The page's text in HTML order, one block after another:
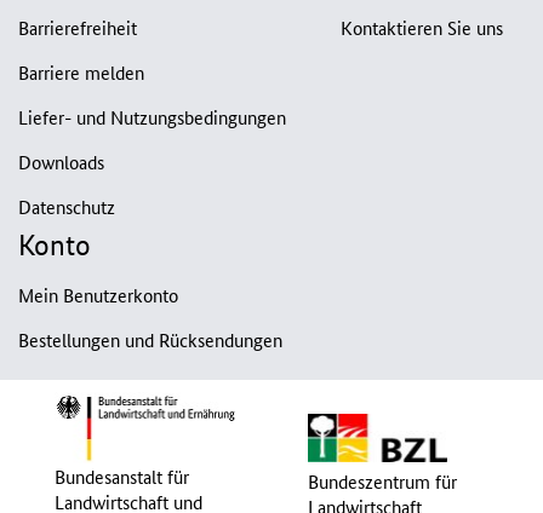
Barrierefreiheit
Barriere melden
Liefer- und Nutzungsbedingungen
Downloads
Datenschutz
Kontaktieren Sie uns
Konto
Mein Benutzerkonto
Bestellungen und Rücksendungen
Bundesanstalt für
Landwirtschaft und
Bundeszentrum für
Landwirtschaft